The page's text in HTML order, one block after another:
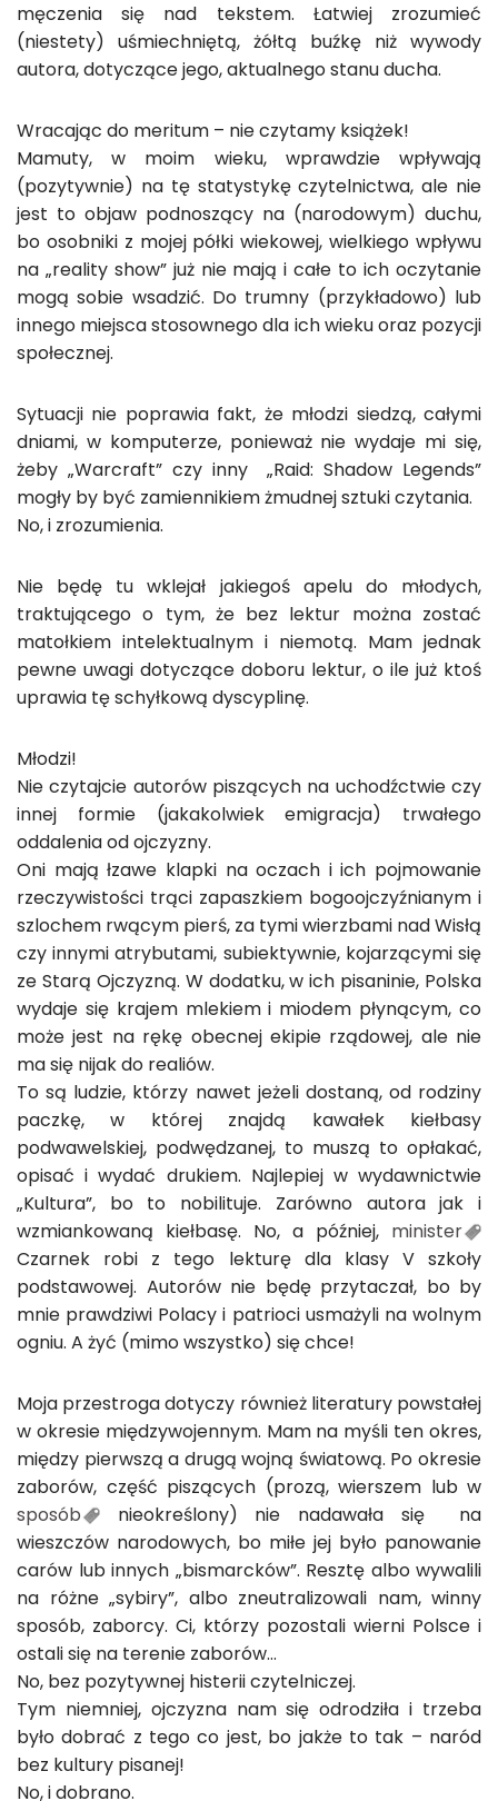
męczenia się nad tekstem. Łatwiej zrozumieć
(niestety) uśmiechniętą, żółtą buźkę niż wywody
autora, dotyczące jego, aktualnego stanu ducha.
Wracając do meritum – nie czytamy książek!
Mamuty, w moim wieku, wprawdzie wpływają
(pozytywnie) na tę statystykę czytelnictwa, ale nie
jest to objaw podnoszący na (narodowym) duchu,
bo osobniki z mojej półki wiekowej, wielkiego wpływu
na „reality show” już nie mają i całe to ich oczytanie
mogą sobie wsadzić. Do trumny (przykładowo) lub
innego miejsca stosownego dla ich wieku oraz pozycji
społecznej.
Sytuacji nie poprawia fakt, że młodzi siedzą, całymi
dniami, w komputerze, ponieważ nie wydaje mi się,
żeby „Warcraft” czy inny „Raid: Shadow Legends”
mogły by być zamiennikiem żmudnej sztuki czytania.
No, i zrozumienia.
Nie będę tu wklejał jakiegoś apelu do młodych,
traktującego o tym, że bez lektur można zostać
matołkiem intelektualnym i niemotą. Mam jednak
pewne uwagi dotyczące doboru lektur, o ile już ktoś
uprawia tę schyłkową dyscyplinę.
Młodzi!
Nie czytajcie autorów piszących na uchodźctwie czy
innej formie (jakakolwiek emigracja) trwałego
oddalenia od ojczyzny.
Oni mają łzawe klapki na oczach i ich pojmowanie
rzeczywistości trąci zapaszkiem bogoojczyźnianym i
szlochem rwącym pierś, za tymi wierzbami nad Wisłą
czy innymi atrybutami, subiektywnie, kojarzącymi się
ze Starą Ojczyzną. W dodatku, w ich pisaninie, Polska
wydaje się krajem mlekiem i miodem płynącym, co
może jest na rękę obecnej ekipie rządowej, ale nie
ma się nijak do realiów.
To są ludzie, którzy nawet jeżeli dostaną, od rodziny
paczkę, w której znajdą kawałek kiełbasy
podwawelskiej, podwędzanej, to muszą to opłakać,
opisać i wydać drukiem. Najlepiej w wydawnictwie
„Kultura”, bo to nobilituje. Zarówno autora jak i
wzmiankowaną kiełbasę. No, a później, minister
Czarnek robi z tego lekturę dla klasy V szkoły
podstawowej. Autorów nie będę przytaczał, bo by
mnie prawdziwi Polacy i patrioci usmażyli na wolnym
ogniu. A żyć (mimo wszystko) się chce!
Moja przestroga dotyczy również literatury powstałej
w okresie międzywojennym. Mam na myśli ten okres,
między pierwszą a drugą wojną światową. Po okresie
zaborów, część piszących (prozą, wierszem lub w
sposób
nieokreślony) nie nadawała się na
wieszczów narodowych, bo miłe jej było panowanie
carów lub innych „bismarcków”. Resztę albo wywalili
na różne „sybiry”, albo zneutralizowali nam, winny
sposób, zaborcy. Ci, którzy pozostali wierni Polsce i
ostali się na terenie zaborów…
No, bez pozytywnej histerii czytelniczej.
Tym niemniej, ojczyzna nam się odrodziła i trzeba
było dobrać z tego co jest, bo jakże to tak – naród
bez kultury pisanej!
No, i dobrano.